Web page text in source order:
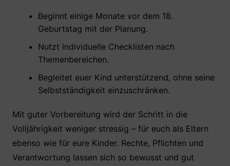
Beginnt einige Monate vor dem 18.
Geburtstag mit der Planung.
Nutzt individuelle Checklisten nach
Themenbereichen.
Begleitet euer Kind unterstützend, ohne seine
Selbstständigkeit einzuschränken.
Mit guter Vorbereitung wird der Schritt in die
Volljährigkeit weniger stressig – für euch als Eltern
ebenso wie für eure Kinder. Rechte, Pflichten und
Verantwortung lassen sich so bewusst und gut